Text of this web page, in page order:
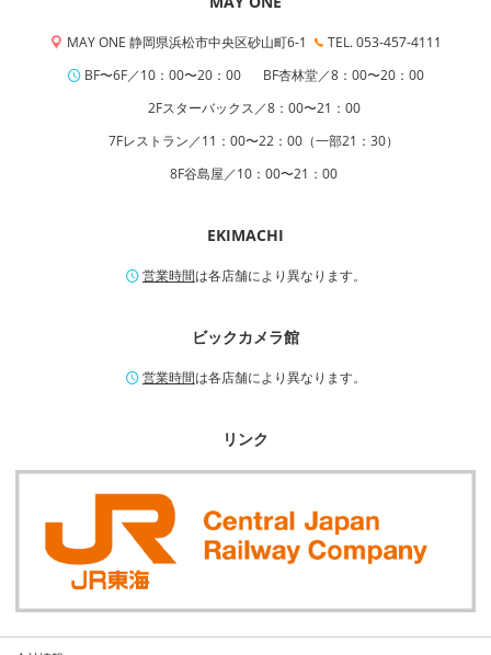
MAY ONE 静岡県浜松市中央区砂山町6-1
TEL. 053-457-4111
BF〜6F／10：00〜20：00
BF杏林堂／8：00〜20：00
2Fスターバックス／8：00〜21：00
7Fレストラン／11：00〜22：00（一部21：30）
8F谷島屋／10：00〜21：00
EKIMACHI
営業時間は各店舗により異なります。
ビックカメラ館
営業時間は各店舗により異なります。
リンク